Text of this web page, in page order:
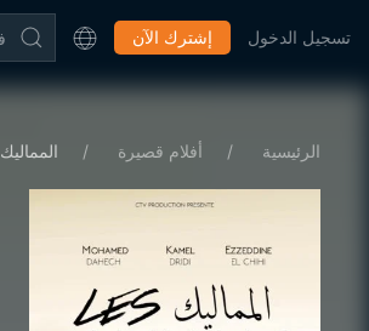
إشترك الآن تسجيل الدخول
الرئيسية أفلام قصيرة المماليك